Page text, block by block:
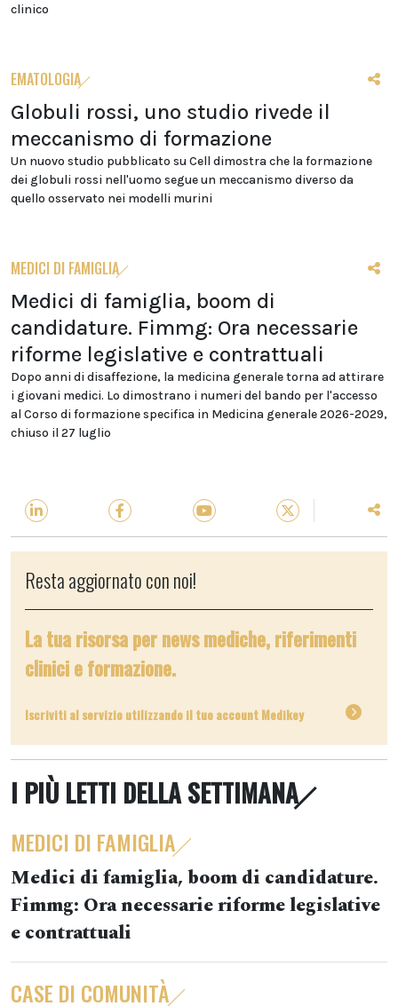
clinico
EMATOLOGIA
Globuli rossi, uno studio rivede il
meccanismo di formazione
Un nuovo studio pubblicato su Cell dimostra che la formazione
dei globuli rossi nell'uomo segue un meccanismo diverso da
quello osservato nei modelli murini
MEDICI DI FAMIGLIA
Medici di famiglia, boom di
candidature. Fimmg: Ora necessarie
riforme legislative e contrattuali
Dopo anni di disaffezione, la medicina generale torna ad attirare
i giovani medici. Lo dimostrano i numeri del bando per l'accesso
al Corso di formazione specifica in Medicina generale 2026-2029,
chiuso il 27 luglio
Resta aggiornato con noi!
La tua risorsa per news mediche, riferimenti
clinici e formazione.
Iscriviti al servizio utilizzando il tuo account Medikey
I PIÙ LETTI DELLA SETTIMANA
MEDICI DI FAMIGLIA
Medici di famiglia, boom di candidature.
Fimmg: Ora necessarie riforme legislative
e contrattuali
CASE DI COMUNITÀ